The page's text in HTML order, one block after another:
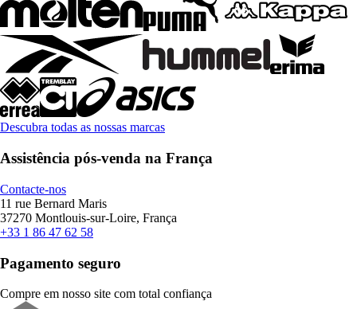
Descubra todas as nossas marcas
Assistência pós-venda na França
Contacte-nos
11 rue Bernard Maris
37270 Montlouis-sur-Loire, França
+33 1 86 47 62 58
Pagamento seguro
Compre em nosso site com total confiança